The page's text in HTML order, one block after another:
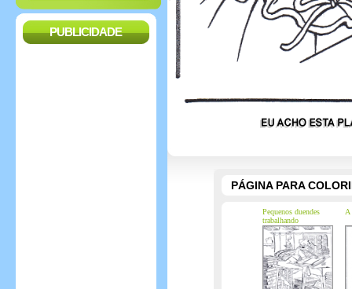
PUBLICIDADE
PÁGINA PARA
Pequenos duendes
trabalhando
A